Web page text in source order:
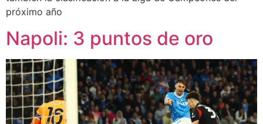
próximo año
Napoli: 3 puntos de oro